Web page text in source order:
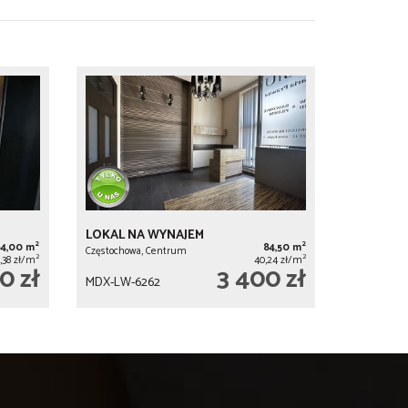
m2
zł/m2
zł
LOKAL NA WYNAJEM
Częstochowa, Centrum 84,50 m2
40,24 zł/m2
MDX-LW-6262 3 400 zł